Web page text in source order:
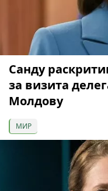
Санду
за визита
Молдову
МИР